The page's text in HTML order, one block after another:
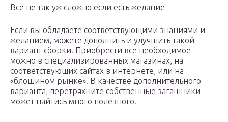
Все не так уж сложно если есть желание
Если вы обладаете соответствующими знаниями и
желанием, можете дополнить и улучшить такой
вариант сборки. Приобрести все необходимое
можно в специализированных магазинах, на
соответствующих сайтах в интернете, или на
«блошином рынке». В качестве дополнительного
варианта, перетряхните собственные загашники –
может найтись много полезного.